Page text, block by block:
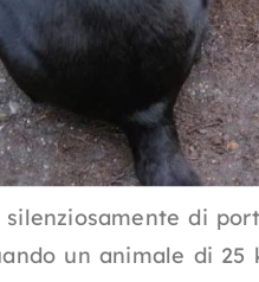
di
un animale di